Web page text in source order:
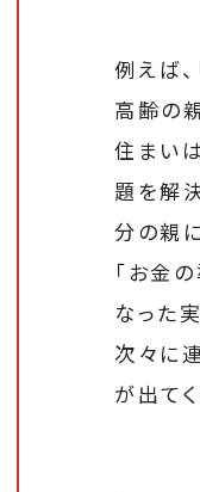
例えば
高齢の
住まい
題を解
分の親
「お金
なった
次々に
が出て